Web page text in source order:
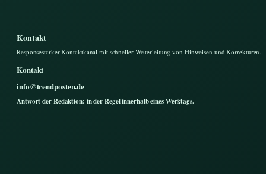
Kontakt
Responsestarker Kontaktkanal mit schneller Weiterleitung von Hinweisen und Korrekturen.
Kontakt
info@trendposten.de
Antwort der Redaktion: in der Regel innerhalb eines Werktags.